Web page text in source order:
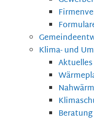
Klima- und
Aktuelles
Beratung